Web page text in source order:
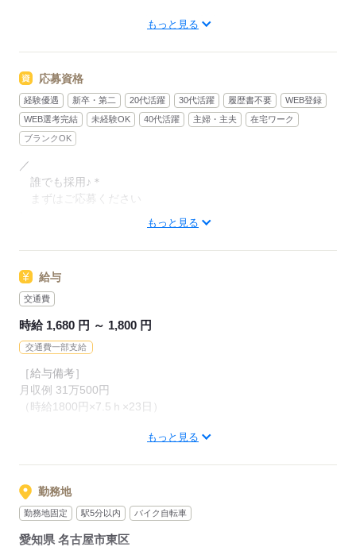
3ヶ月に1度昇給チャンスあり
研修が終わり独り立ちしたら
入社から半年後くらいには
在宅スタート！
▽ 社員登用あり
社員にキャリアアップ↑
未経験からでも
休憩室も完備されています
・ウォーターサーバー
・フリーWi-Fi など
先輩からのメッセージ
Q. ぶっちゃけ、在宅ワークってどう？
「転職して一番びっくりしたのは、在宅なのにみんな
チャットとかで先輩にすぐ質問できるから安心で
Q. 職場の雰囲気は？
「歳の近い同世代が多くて、人間関係がとにかく良い
です！あと、満員電車に乗らなくていいのが本当に神
（笑）。ストレスが全くない良い環境なので、長く続
まずは出社で超過保護に育てます（ ﾟДﾟ）
みんな一緒の日に入社なので
同期と一緒に座学からスタート◎
オペレーター2～3人に1人の割合で
優しいインストラクターがすぐ隣に！
わからないことは声に出す前に
未経験でも安心して始められる＊
仕事の流れをすっかり覚えた半年後から
少しずつ【在宅ワーク】の練習スタート
なんて無茶なことは絶対に言いません（笑）
あなたのペースに合わせて少しずつ
在宅ワークを増やして将来的には
フル在宅でのびのびお仕事（＊´ω｀＊）
もっと見る
応募資格
経験優遇 新卒・第二 20代活躍 30代活躍 履歴書不要
WEB登録
WEB選考完結
未経験OK 40代活躍 主婦・主夫
在宅ワーク
ブランクOK
／
誰でも採用♪＊
まずはご応募ください
経験・資格不問
両手で文字入力できればOK
・未経験の方
・フリーターさん
［こんな方におススメ］
・在宅で働きたい
・人と話すのがすき
ぜひご連絡ください◎＊
応募する
もっと見る
給与
交通費
時給 1,680 円 ～ 1,800 円
交通費一部支給
［給与備考］
月収例 31万500円
（時給1800円×7.5ｈ×23日）
・研修中時給1580円
・3ヶ月に1度昇給あり
・残業手当
もっと見る
勤務地
勤務地固定 駅5分以内 バイク自転車
愛知県 名古屋市東区